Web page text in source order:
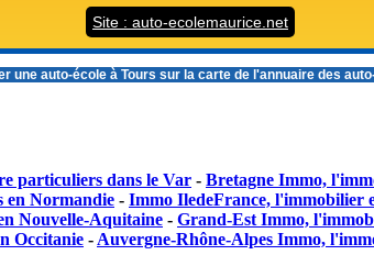
Site : auto-ecolemaurice.net
une auto-école à Tours sur la carte de l'annuaire des
particuliers dans le Var - Bretagne Immo,
en Normandie - Immo IledeFrance, l'immobilier
Nouvelle-Aquitaine - Grand-Est Immo,
Occitanie - Auvergne-Rhône-Alpes Immo,